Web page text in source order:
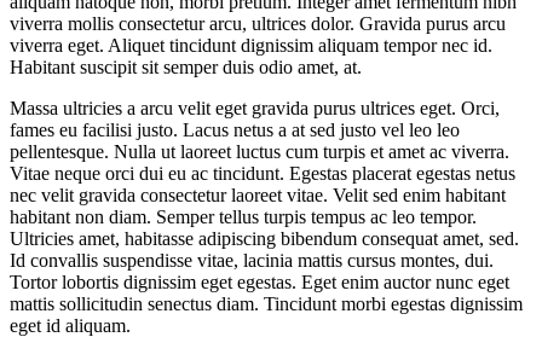
viverra mollis consectetur arcu, ultrices dolor. Gravida purus arcu
viverra eget. Aliquet tincidunt dignissim aliquam tempor nec id.
Habitant suscipit sit semper duis odio amet, at.
Massa ultricies a arcu velit eget gravida purus ultrices eget. Orci,
fames eu facilisi justo. Lacus netus a at sed justo vel leo leo
pellentesque. Nulla ut laoreet luctus cum turpis et amet ac viverra.
Vitae neque orci dui eu ac tincidunt. Egestas placerat egestas netus
nec velit gravida consectetur laoreet vitae. Velit sed enim habitant
habitant non diam. Semper tellus turpis tempus ac leo tempor.
Ultricies amet, habitasse adipiscing bibendum consequat amet, sed.
Id convallis suspendisse vitae, lacinia mattis cursus montes, dui.
Tortor lobortis dignissim eget egestas. Eget enim auctor nunc eget
mattis sollicitudin senectus diam. Tincidunt morbi egestas dignissim
eget id aliquam.